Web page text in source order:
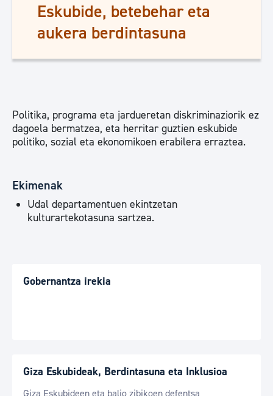
Eskubide, betebehar eta
aukera berdintasuna
Politika, programa eta jardueretan diskriminaziorik ez
dagoela bermatzea, eta herritar guztien eskubide
politiko, sozial eta ekonomikoen erabilera erraztea.
Ekimenak
Udal departamentuen ekintzetan
kulturartekotasuna sartzea.
Gobernantza irekia
Giza Eskubideak, Berdintasuna eta Inklusioa
Giza Eskubideen eta balio zibikoen defentsa